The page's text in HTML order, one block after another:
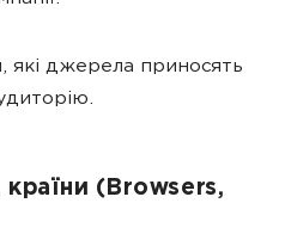
які джерела приносять
(Browsers,